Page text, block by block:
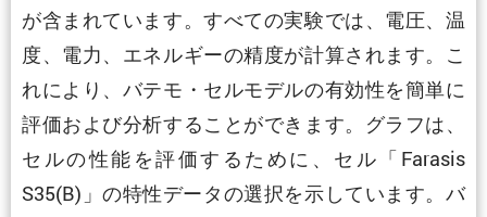
が含まれています。すべての実験では、電圧、温
度、電力、エネルギーの精度が計算されます。こ
れにより、バテモ・セルモデルの有効性を簡単に
評価および分析することができます。グラフは、
セルの性能を評価するために、セル「Farasis
S35(B)」の特性データの選択を示しています。バ